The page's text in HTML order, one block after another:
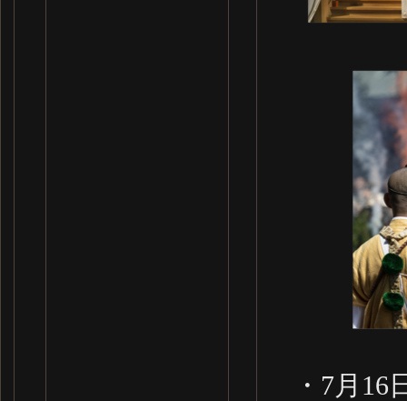
・7月